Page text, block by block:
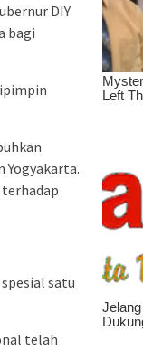
DIY
bagi
Yogyakarta.
satu
telah